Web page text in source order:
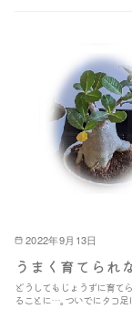
2022年9月13日
うまく育てられ
どうしてもじょうずに育て
ることに…｡ついでにタコ足